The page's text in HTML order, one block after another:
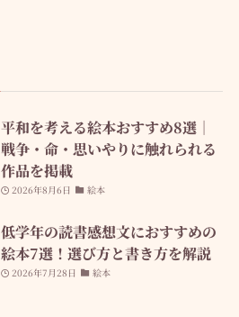
平和を考える絵本おすすめ8選｜
戦争・命・思いやりに触れられる
作品を掲載
2026年8月6日 絵本
低学年の読書感想文におすすめの
絵本7選！選び方と書き方を解説
2026年7月28日 絵本